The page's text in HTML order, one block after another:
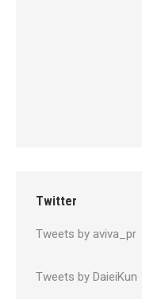
Twitter
Tweets by aviva_pr
Tweets by DaieiKun